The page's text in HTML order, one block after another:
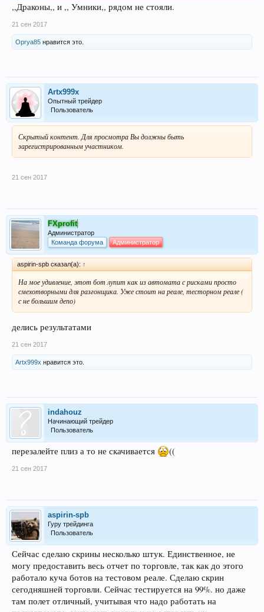
,,Драконы,, и ,, Умники,, рядом не стояли.
21 сен 2017
Oprya85 нравится это.
Artx999x
Опытный трейдер
Пользователь
Скрытый контент. Для просмотра Вы должны быть
зарегистрированным участником.
21 сен 2017
FXprofit
Администратор
Команда форума
Администратор
aspirin-spb сказал(а): ↑
На мое удивление, этот бот лупит как из автомата с рисками просто
смехотворными для разгонщика. Уже стоит на реале, тесторном реале (
с не большим депо)
делись результатами
21 сен 2017
Artx999x нравится это.
indahouz
Начинающий трейдер
Пользователь
перезалейте плиз а то не скачивается ((
21 сен 2017
aspirin-spb
Гуру трейдинга
Пользователь
Сейчас сделаю скрины несколько штук. Единственное, не
могу предоставить весь отчет по торговле, так как до этого
работало куча ботов на тестовом реале. Сделаю скрин
сегодняшней торговли. Сейчас тестируется на 99%. но даже
там полет отличный, учитывая что надо работать на